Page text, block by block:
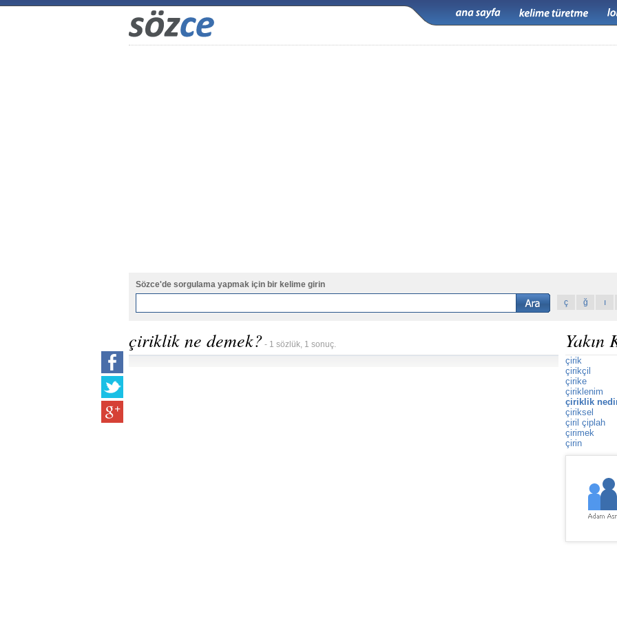
Sözce'de sorgulama yapmak için bir kelime girin
ç
ğ ı
çiriklik ne demek? - 1 sözlük, 1 sonuç. Yakın
çirik
çirikçil
çirike
çiriklenim
çiriklik
çiriksel
çiril çiplah
çirimek
çirin